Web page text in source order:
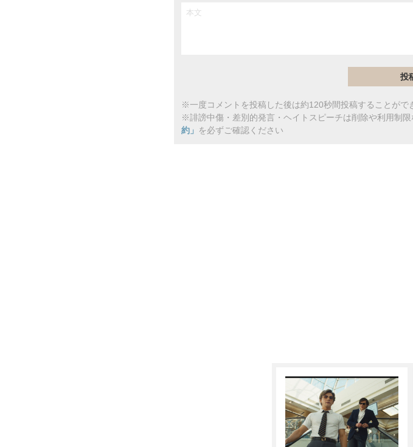
※一度コメントを投稿した後は約120秒間投稿することがで
※誹謗中傷・差別的発言・ヘイトスピーチは削除や利用制
約」 を必ずご確認ください